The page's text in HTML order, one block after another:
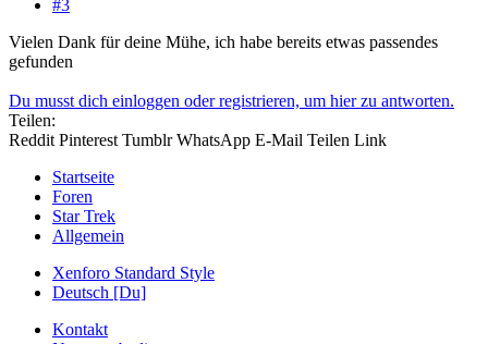
#3
Vielen Dank für deine Mühe, ich habe bereits etwas passendes
gefunden
Du musst dich einloggen oder registrieren, um hier zu antworten.
Teilen:
Reddit Pinterest Tumblr WhatsApp E-Mail Teilen Link
Startseite
Foren
Star Trek
Allgemein
Xenforo Standard Style
Deutsch [Du]
Kontakt